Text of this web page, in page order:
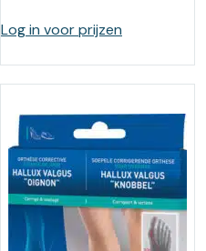
Log in voor prijzen